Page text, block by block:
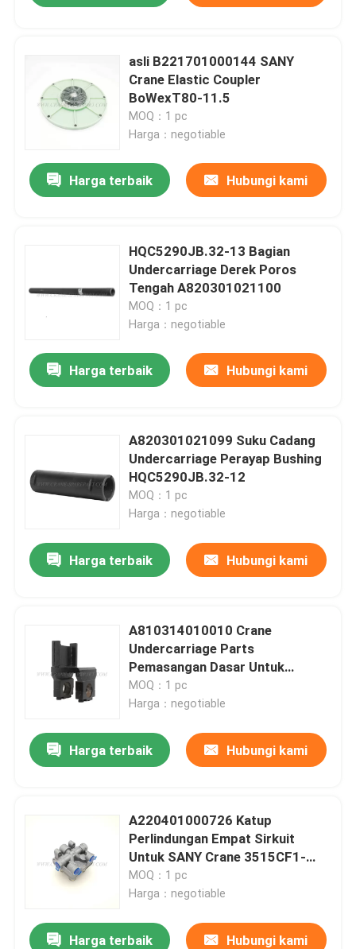
asli B221701000144 SANY
Crane Elastic Coupler
BoWexT80-11.5
MOQ：1 pc
Harga：negotiable
Harga terbaik Hubungi kami
HQC5290JB.32-13 Bagian
Undercarriage Derek Poros
Tengah A820301021100
MOQ：1 pc
Harga：negotiable
Harga terbaik Hubungi kami
A820301021099 Suku Cadang
Undercarriage Perayap Bushing
HQC5290JB.32-12
MOQ：1 pc
Harga：negotiable
Harga terbaik Hubungi kami
A810314010010 Crane
Undercarriage Parts
Pemasangan Dasar Untuk
HQC5420J.32.5A
MOQ：1 pc
Harga：negotiable
Harga terbaik Hubungi kami
A220401000726 Katup
Perlindungan Empat Sirkuit
Untuk SANY Crane 3515CF1-
010C
MOQ：1 pc
Harga：negotiable
Harga terbaik Hubungi kami